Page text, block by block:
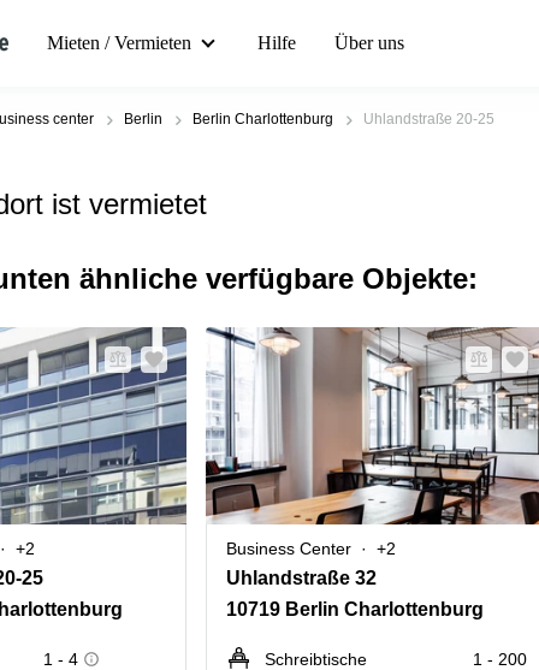
Mieten / Vermieten Hilfe Über uns
center Berlin Berlin Charlottenburg Uhlandstraße 20-25
ist vermietet
ähnliche verfügbare Objekte:
+2
25
1 - 4
Business Center +2
Uhlandstraße 32
10719 Berlin Charlottenburg
Schreibtische
1 - 200